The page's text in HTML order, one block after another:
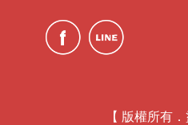
【 版權所有